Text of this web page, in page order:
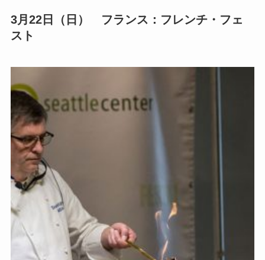
3月22日（日） フランス：フレンチ・フェ
スト